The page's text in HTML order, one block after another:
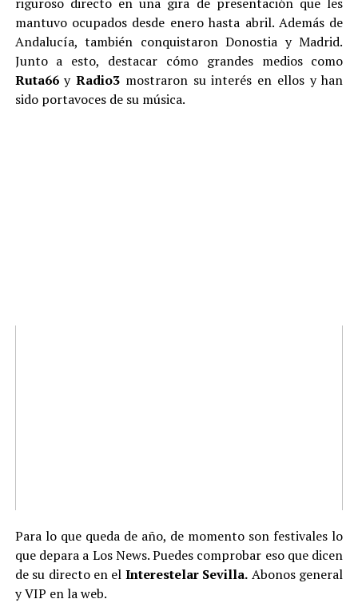
mantuvo ocupados desde enero hasta abril. Además de
Andalucía, también conquistaron Donostia y Madrid.
Junto a esto, destacar cómo grandes medios como
Ruta66yRadio3 mostraron su interés en ellos y han
sido portavoces de su música.
Para lo que queda de año, de momento son festivales lo
que depara a Los News. Puedes comprobar eso que dicen
de su directo en el Interestelar Sevilla. Abonos general
y VIP en la web.